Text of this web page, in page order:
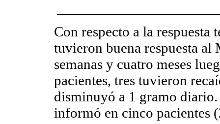
Con respecto a la respuesta
tuvieron buena respuesta al
semanas y cuatro meses
pacientes, tres tuvieron
disminuyó a 1 gramo
informó en cinco pacientes